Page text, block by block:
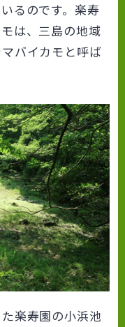
るのです。楽寿
は、三島の地域
バイカモと呼ば
楽寿園の小浜池